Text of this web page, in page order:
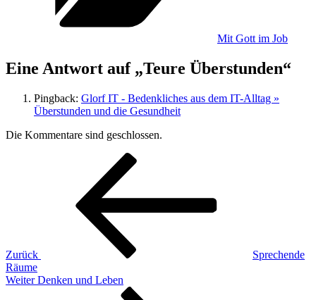
Mit Gott im Job
Eine Antwort auf „Teure Überstunden“
Pingback: Glorf IT - Bedenkliches aus dem IT-Alltag »
Überstunden und die Gesundheit
Die Kommentare sind geschlossen.
Beitragsnavigation
Zurück
Sprechende
Räume
Nächster
Weiter Denken und Leben